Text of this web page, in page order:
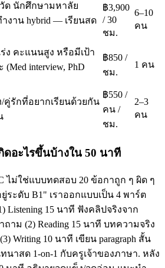
ด นักศึกษามหาลัย
งาน hybrid — เรียนสด
฿3,900
/ 30
ชม.
6–10
คน
ร่ง คะแนนสูง หรือมีเป้า
interview, PhD
฿850 /
ชม.
1 คน
คู่รักที่อยากเรียนด้วยกัน
฿550 /
คน /
ชม.
2–3
คน
ดอะไรขึ้นบ้างใน 50 นาที
ไม่ใช่แบบทดสอบ 20 ข้อกาถูก ๆ ผิด ๆ
ะดับ B1" เราออกแบบเป็น 4 พาร์ต
Listening 15 นาที ฟังคลิปจริงจาก
ถาม (2) Reading 15 นาที บทความจริง
Writing 10 นาที เขียน paragraph สั้น
ทนาสด 1-on-1 กับครูเจ้าของภาษา. หลัง